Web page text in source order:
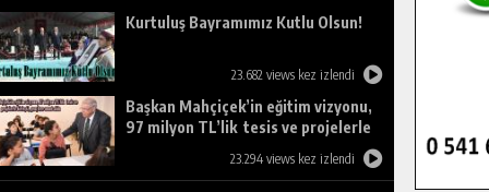
Kurtuluş Bayramımız Kutlu Olsun!
23.682 views kez izlendi
Başkan Mahçiçek’in eğitim vizyonu,
97 milyon TL’lik tesis ve projelerle
23.294 views kez izlendi